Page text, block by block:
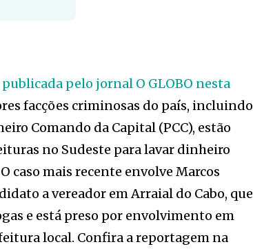
publicada pelo jornal O GLOBO nesta
facções criminosas do país, incluindo
Comando da Capital (PCC), estão
no Sudeste para lavar dinheiro
caso mais recente envolve Marcos
a vereador em Arraial do Cabo, que
e está preso por envolvimento em
local. Confira a reportagem na